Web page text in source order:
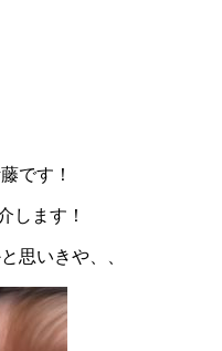
です！
します！
思いきや、、